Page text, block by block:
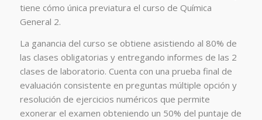
tiene cómo única previatura el curso de Química
General 2.
La ganancia del curso se obtiene asistiendo al 80% de
las clases obligatorias y entregando informes de las 2
clases de laboratorio. Cuenta con una prueba final de
evaluación consistente en preguntas múltiple opción y
resolución de ejercicios numéricos que permite
exonerar el examen obteniendo un 50% del puntaje de